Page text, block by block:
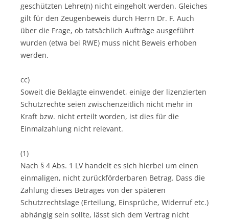
geschützten Lehre(n) nicht eingeholt werden. Gleiches
gilt für den Zeugenbeweis durch Herrn Dr. F. Auch
über die Frage, ob tatsächlich Aufträge ausgeführt
wurden (etwa bei RWE) muss nicht Beweis erhoben
werden.
cc)
Soweit die Beklagte einwendet, einige der lizenzierten
Schutzrechte seien zwischenzeitlich nicht mehr in
Kraft bzw. nicht erteilt worden, ist dies für die
Einmalzahlung nicht relevant.
(1)
Nach § 4 Abs. 1 LV handelt es sich hierbei um einen
einmaligen, nicht zurückförderbaren Betrag. Dass die
Zahlung dieses Betrages von der späteren
Schutzrechtslage (Erteilung, Einsprüche, Widerruf etc.)
abhängig sein sollte, lässt sich dem Vertrag nicht